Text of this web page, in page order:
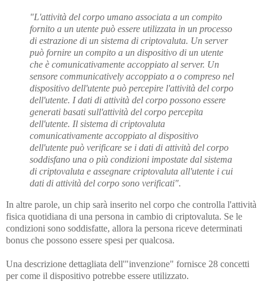
"L'attività del corpo umano associata a un compito
fornito a un utente può essere utilizzata in un processo
di estrazione di un sistema di criptovaluta. Un server
può fornire un compito a un dispositivo di un utente
che è comunicativamente accoppiato al server. Un
sensore communicatively accoppiato a o compreso nel
dispositivo dell'utente può percepire l'attività del corpo
dell'utente. I dati di attività del corpo possono essere
generati basati sull'attività del corpo percepita
dell'utente. Il sistema di criptovaluta
comunicativamente accoppiato al dispositivo
dell'utente può verificare se i dati di attività del corpo
soddisfano una o più condizioni impostate dal sistema
di criptovaluta e assegnare criptovaluta all'utente i cui
dati di attività del corpo sono verificati".
In altre parole, un chip sarà inserito nel corpo che controlla l'attività
fisica quotidiana di una persona in cambio di criptovaluta. Se le
condizioni sono soddisfatte, allora la persona riceve determinati
bonus che possono essere spesi per qualcosa.
Una descrizione dettagliata dell'"invenzione" fornisce 28 concetti
per come il dispositivo potrebbe essere utilizzato.